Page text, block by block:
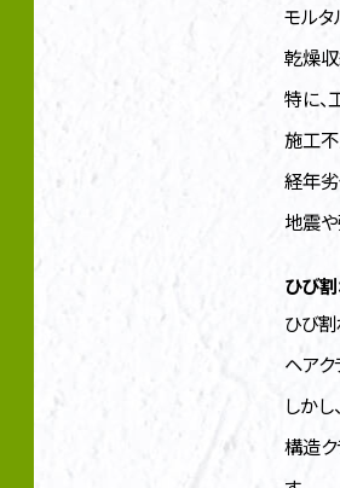
モルタ
乾燥収
特に
施工不
経年劣
地震
ひび
ひび割
ヘア
しか
構造